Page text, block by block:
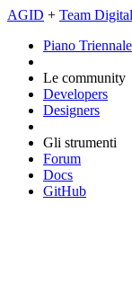
AGID + Team
Piano Triennale
Le community
Developers
Designers
Gli strumenti
Forum
Docs
GitHub